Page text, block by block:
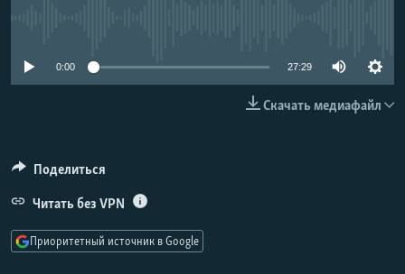
0:00 27:29
Скачать медиафайл
Поделиться
Читать без VPN
Приоритетный источник в Google